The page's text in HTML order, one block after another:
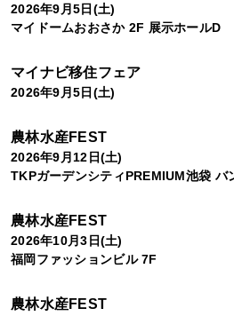
2026年9月5日(土)
マイドームおおさか 2F 展示ホールD
マイナビ移住フェア
2026年9月5日(土)
農林水産FEST
2026年9月12日(土)
TKPガーデンシティPREMIUM池袋 バ
農林水産FEST
2026年10月3日(土)
福岡ファッションビル 7F
農林水産FEST